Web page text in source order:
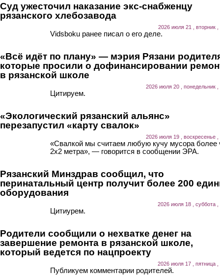
Суд ужесточил наказание экс-снабженцу
рязанского хлебозавода
2026 июля 21 , вторник ,
Vidsboku ранее писал о его деле.
«Всё идёт по плану» — мэрия Рязани
которые просили о дофинансировании
в рязанской школе
2026 июля 20 , понедельник ,
Цитируем.
«Экологический рязанский альянс»
перезапустил «карту свалок»
2026 июля 19 , воскресенье ,
«Свалкой мы считаем любую кучу мусора более
2х2 метра», — говорится в сообщении ЭРА.
Рязанский Минздрав сообщил, что
перинатальный центр получит более 200
оборудования
2026 июля 18 , суббота ,
Цитиурем.
Родители сообщили о нехватке денег на
завершение ремонта в рязанской школе,
который ведется по нацпроекту
2026 июля 17 , пятница ,
Публикуем комментарии родителей.